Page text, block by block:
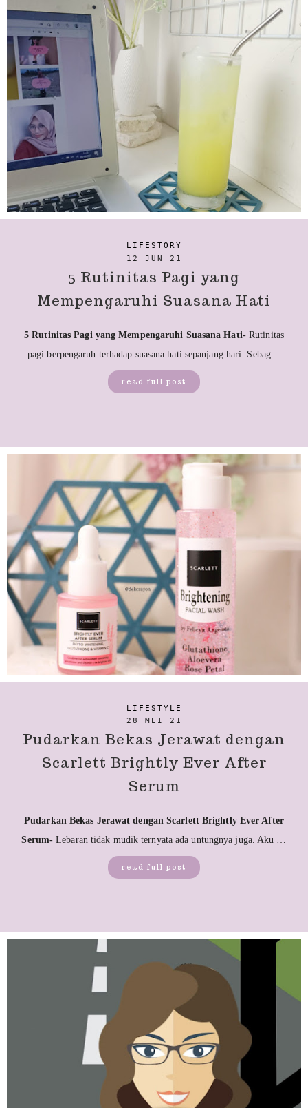
LIFESTORY
12 JUN 21
5 Rutinitas Pagi yang
Mempengaruhi Suasana Hati
5 Rutinitas Pagi yang Mempengaruhi Suasana Hati- Rutinitas
pagi berpengaruh terhadap suasana hati sepanjang hari. Sebag…
read full post
LIFESTYLE
28 MEI 21
Pudarkan Bekas Jerawat dengan
Scarlett Brightly Ever After
Serum
Pudarkan Bekas Jerawat dengan Scarlett Brightly Ever After
Serum-Lebaran tidak mudik ternyata ada untungnya juga. Aku …
read full post